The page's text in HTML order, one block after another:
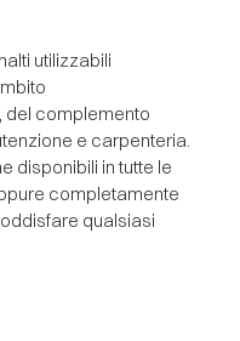
utilizzabili
del complemento
e carpenteria.
disponibili in tutte le
completamente
qualsiasi